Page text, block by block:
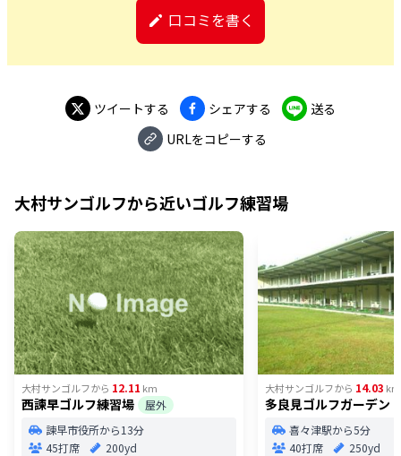
口コミを書く
ツイートする シェアする
送る
URLをコピーする
大村サンゴルフから近いゴルフ練習場
大村サンゴルフから 12.11 km
西諫早ゴルフ練習場
屋外
諫早市役所から13分
45打席
200yd
大村サンゴルフから 14.03 km
多良見ゴルフガーデン
喜々津駅から5分
40打席
250yd